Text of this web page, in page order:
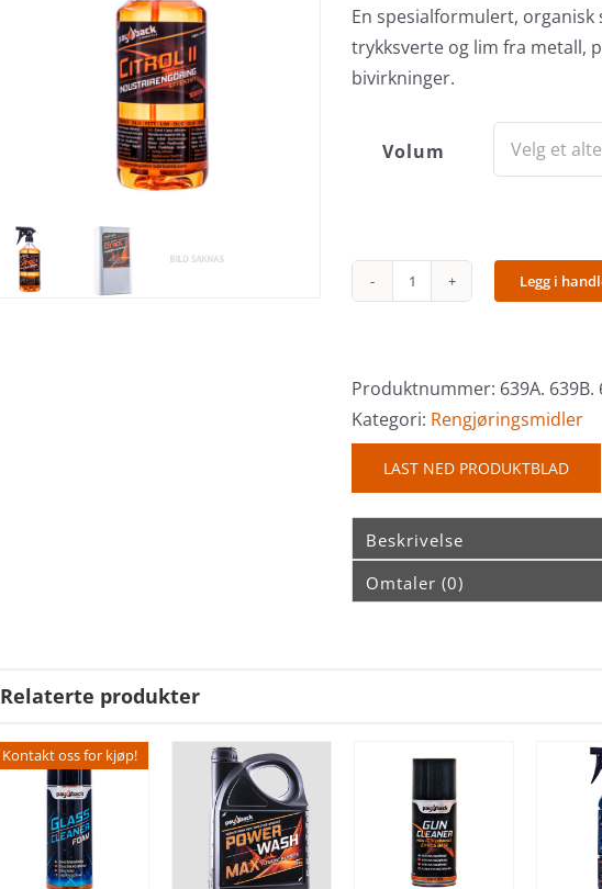
En spesialformulert,
trykksverte og lim fra metall,
bivirkninger.
Volum
Citrol
&
Limløser
antall
Legg i
Produktnummer: 639A. 639B.
Kategori: Rengjøringsmidler
LAST NED PRODUKTBLAD
Beskrivelse
Omtaler (0)
Relaterte produkter
Kontakt oss for kjøp!